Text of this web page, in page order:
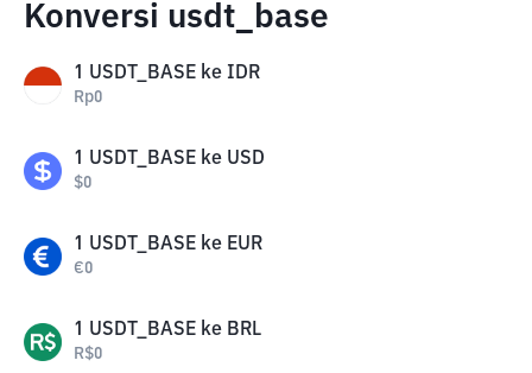
Konversi usdt_base
1 USDT_BASE ke IDR
Rp0
1 USDT_BASE ke USD
$0
1 USDT_BASE ke EUR
€0
1 USDT_BASE ke BRL
R$0